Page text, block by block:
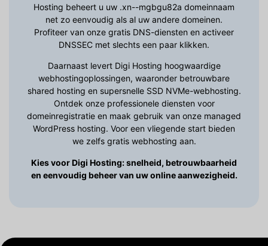
Hosting beheert u uw .xn--mgbgu82a domeinnaam
net zo eenvoudig als al uw andere domeinen.
Profiteer van onze gratis DNS-diensten en activeer
DNSSEC met slechts een paar klikken.
Daarnaast levert Digi Hosting hoogwaardige
webhostingoplossingen, waaronder betrouwbare
shared hosting en supersnelle SSD NVMe-webhosting.
Ontdek onze professionele diensten voor
domeinregistratie en maak gebruik van onze managed
WordPress hosting. Voor een vliegende start bieden
we zelfs gratis webhosting aan.
Kies voor Digi Hosting: snelheid, betrouwbaarheid
en eenvoudig beheer van uw online aanwezigheid.